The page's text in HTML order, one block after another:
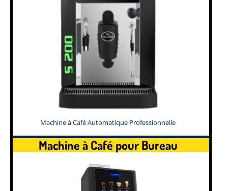
Machine à Café Automatique Professionnelle
Machine à Café pour Bureau